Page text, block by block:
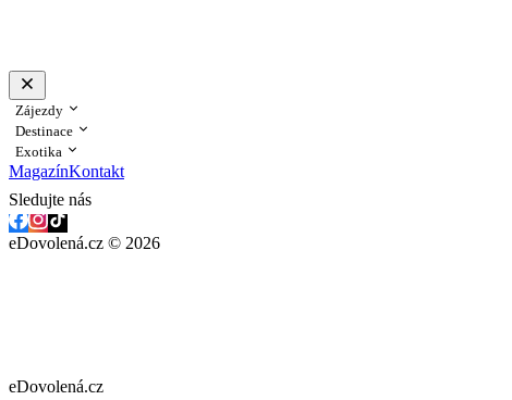
Zájezdy
Destinace
Exotika
MagazínKontakt
Sledujte nás
eDovolená.cz © 2026
eDovolená.cz